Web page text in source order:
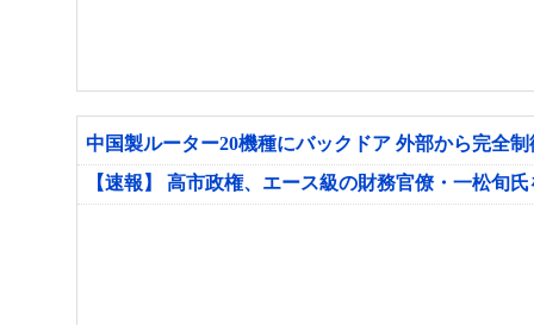
中国製ルーター20機種にバックドア 外部から完全
【速報】 高市政権、エース級の財務官僚・一松旬